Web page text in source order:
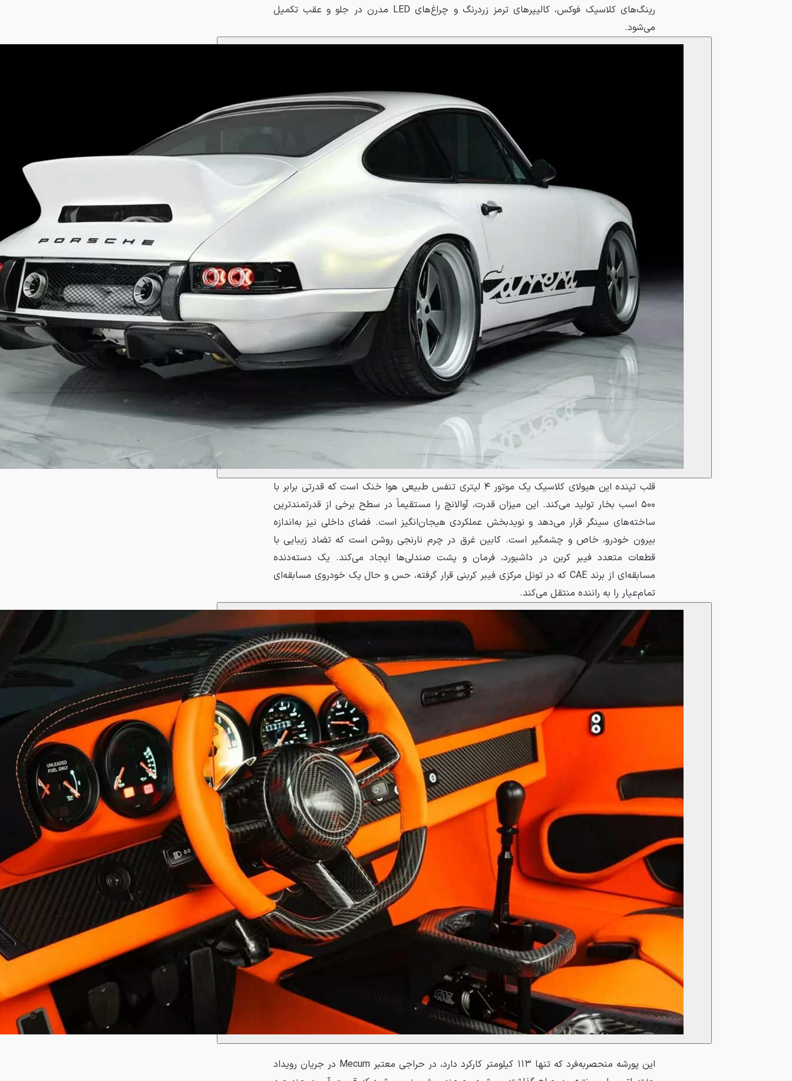
رینگ‌های کلاسیک فوکس، کالیپرهای ترمز زردرنگ و چراغ‌های LED مدرن در جلو و عقب تکمیل
می‌شود.
قلب تپنده این هیولای کلاسیک یک موتور ۴ لیتری تنفس طبیعی هوا خنک است که قدرتی برابر با
۵۰۰ اسب بخار تولید می‌کند. این میزان قدرت، آوالانچ را مستقیماً در سطح برخی از قدرتمندترین
ساخته‌های سینگر قرار می‌دهد و نویدبخش عملکردی هیجان‌انگیز است. فضای داخلی نیز به‌اندازه
بیرون خودرو، خاص و چشمگیر است. کابین غرق در چرم نارنجی روشن است که تضاد زیبایی با
قطعات متعدد فیبر کربن در داشبورد، فرمان و پشت صندلی‌ها ایجاد می‌کند. یک دسته‌دنده
مسابقه‌ای از برند CAE که در تونل مرکزی فیبر کربنی قرار گرفته، حس و حال یک خودروی مسابقه‌ای
تمام‌عیار را به راننده منتقل می‌کند.
این پورشه منحصربه‌فرد که تنها ۱۱۳ کیلومتر کارکرد دارد، در حراجی معتبر Mecum در جریان رویداد